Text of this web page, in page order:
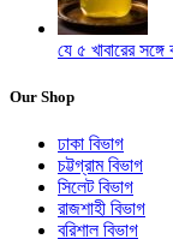
যে ৫ খাবারের
Our Shop
ঢাকা বিভাগ
চট্টগ্রাম বিভাগ
সিলেট বিভাগ
রাজশাহী বিভাগ
বরিশাল বিভাগ